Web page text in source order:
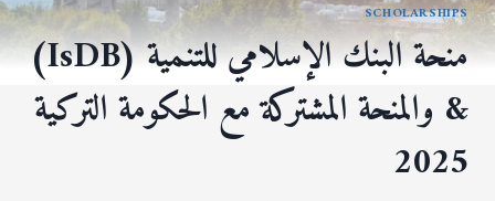
SCHOLARSHIPS
منحة البنك الإسلامي للتنمية (IsDB)
& والمنحة المشتركة مع الحكومة التركية
2025